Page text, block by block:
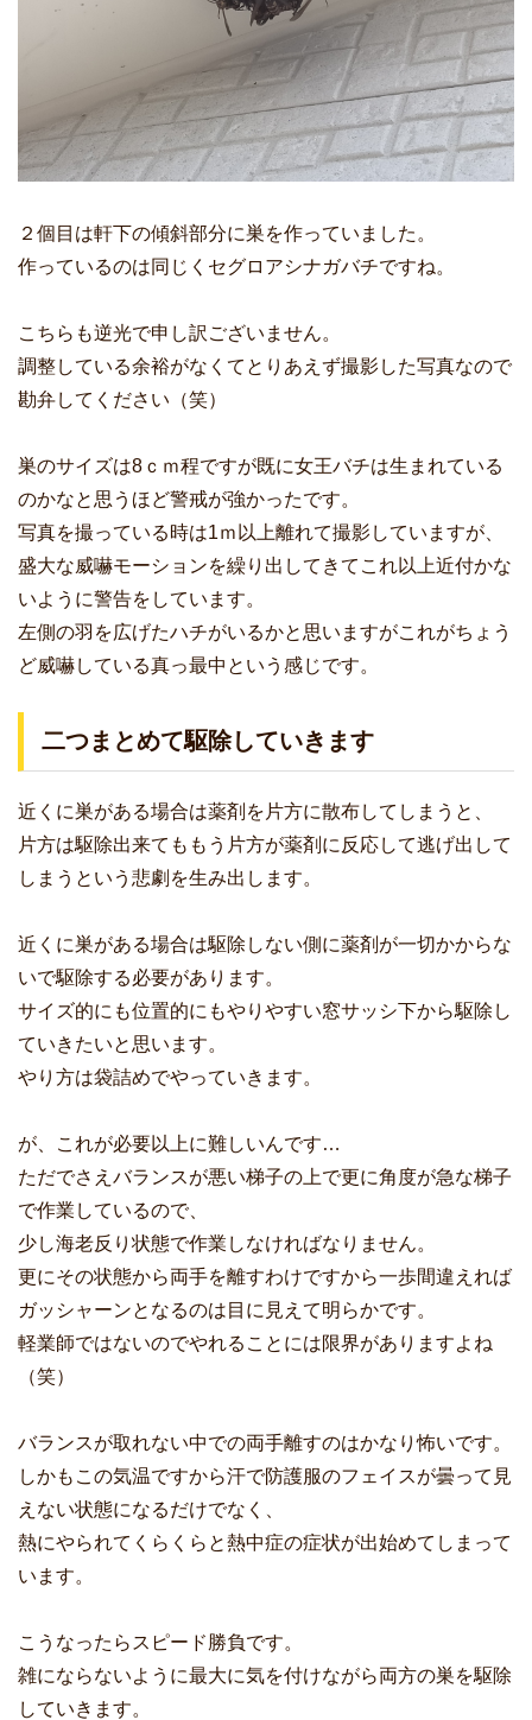
２個目は軒下の傾斜部分に巣を作っていました。
作っているのは同じくセグロアシナガバチですね。
こちらも逆光で申し訳ございません。
調整している余裕がなくてとりあえず撮影した写真なので
勘弁してください（笑）
巣のサイズは8ｃｍ程ですが既に女王バチは生まれている
のかなと思うほど警戒が強かったです。
写真を撮っている時は1ｍ以上離れて撮影していますが、
盛大な威嚇モーションを繰り出してきてこれ以上近付かな
いように警告をしています。
左側の羽を広げたハチがいるかと思いますがこれがちょう
ど威嚇している真っ最中という感じです。
二つまとめて駆除していきます
近くに巣がある場合は薬剤を片方に散布してしまうと、
片方は駆除出来てももう片方が薬剤に反応して逃げ出して
しまうという悲劇を生み出します。
近くに巣がある場合は駆除しない側に薬剤が一切かからな
いで駆除する必要があります。
サイズ的にも位置的にもやりやすい窓サッシ下から駆除し
ていきたいと思います。
やり方は袋詰めでやっていきます。
が、これが必要以上に難しいんです…
ただでさえバランスが悪い梯子の上で更に角度が急な梯子
で作業しているので、
少し海老反り状態で作業しなければなりません。
更にその状態から両手を離すわけですから一歩間違えれば
ガッシャーンとなるのは目に見えて明らかです。
軽業師ではないのでやれることには限界がありますよね
（笑）
バランスが取れない中での両手離すのはかなり怖いです。
しかもこの気温ですから汗で防護服のフェイスが曇って見
えない状態になるだけでなく、
熱にやられてくらくらと熱中症の症状が出始めてしまって
います。
こうなったらスピード勝負です。
雑にならないように最大に気を付けながら両方の巣を駆除
していきます。